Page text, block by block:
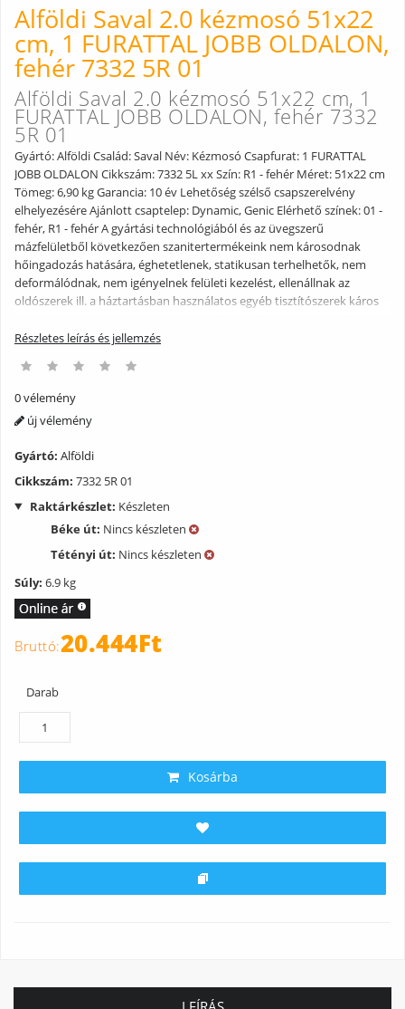
Alföldi Saval 2.0 kézmosó 51x22
cm, 1 FURATTAL JOBB OLDALON,
fehér 7332 5R 01
Alföldi Saval 2.0 kézmosó 51x22 cm, 1
FURATTAL JOBB OLDALON, fehér 7332
5R 01
Gyártó: Alföldi Család: Saval Név: Kézmosó Csapfurat: 1 FURATTAL
JOBB OLDALON Cikkszám: 7332 5L xx Szín: R1 - fehér Méret: 51x22 cm
Tömeg: 6,90 kg Garancia: 10 év Lehetőség szélső csapszerelvény
elhelyezésére Ajánlott csaptelep: Dynamic, Genic Elérhető színek: 01 -
fehér, R1 - fehér A gyártási technológiából és az üvegszerű
mázfelületből következően szanitertermékeink nem károsodnak
hőingadozás hatására, éghetetlenek, statikusan terhelhetők, nem
deformálódnak, nem igényelnek felületi kezelést, ellenállnak az
oldószerek ill. a háztartásban használatos egyéb tisztítószerek káros
tisztításakor nem ajánlott, mivel azok rendszeres használat esetén
felületet óvni kell a kemény fémek karcoló hatásától (tehát pl.
fémszemcse tartalmú súrolószer alkalmazását nem javasoljuk). Az
üvegszerű mázfelület és a kerámia fenti előnyei mellett egy nagy
hátránnyal bír: rideg és emiatt törékeny, ezért óvni kell a hirtelen
igénybevétel esetén maga a termék törését eredményezheti. Az ilyen,
nem rendeltetésszerű használat (pl. bármilyen tárgy termékbe
történő beleejtése) során keletkezett károkért nem áll módunkban
Részletes leírás és jellemzés
0 vélemény
új vélemény
Gyártó: Alföldi
Cikkszám: 7332 5R 01
Raktárkészlet: Készleten
Béke út: Nincs készleten
Tétényi út: Nincs készleten
Súly: 6.9 kg
20.444Ft
Darab
Kosárba